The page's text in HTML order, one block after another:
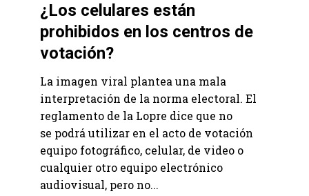
¿Los celulares están
prohibidos en los centros de
votación?
La imagen viral plantea una mala
interpretación de la norma electoral. El
reglamento de la Lopre dice que no
se podrá utilizar en el acto de votación
equipo fotográfico, celular, de video o
cualquier otro equipo electrónico
audiovisual, pero no...